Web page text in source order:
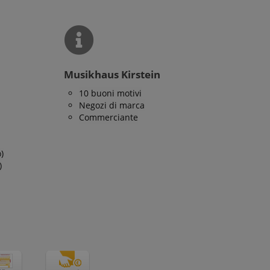
Musikhaus Kirstein
10 buoni motivi
Negozi di marca
Commerciante
user session